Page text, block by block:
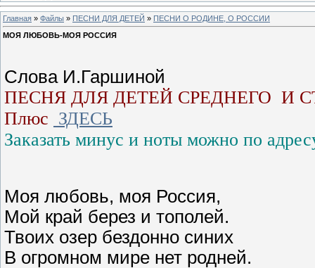
Главная » Файлы » ПЕСНИ ДЛЯ ДЕТЕЙ » ПЕСНИ О РОДИНЕ, О РОССИИ
МОЯ ЛЮБОВЬ-МОЯ РОССИЯ
Слова И.Гаршиной
ПЕСНЯ ДЛЯ ДЕТЕЙ СРЕДНЕГО И
Плюс ЗДЕСЬ
Заказать минус и ноты можно по
Моя любовь, моя Россия,
Мой край берез и тополей.
Твоих озер бездонно синих
В огромном мире нет родней.